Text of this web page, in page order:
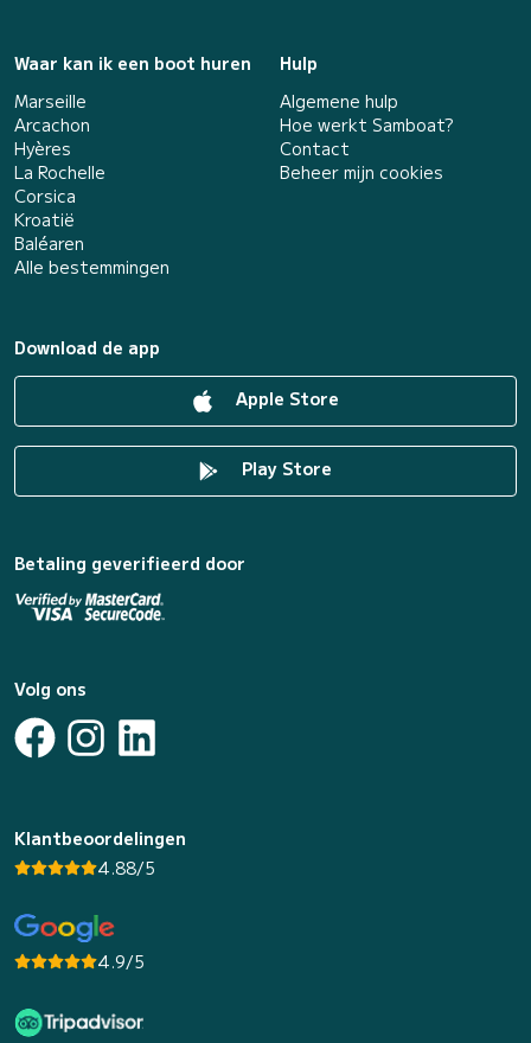
Waar kan ik een boot huren
Marseille
Arcachon
Hyères
La Rochelle
Corsica
Kroatië
Baléaren
Alle bestemmingen
Hulp
Algemene hulp
Hoe werkt Samboat?
Contact
Beheer mijn cookies
Download de app
Apple Store
Play Store
Betaling geverifieerd door
Volg ons
Klantbeoordelingen
4.88/5
4.9/5